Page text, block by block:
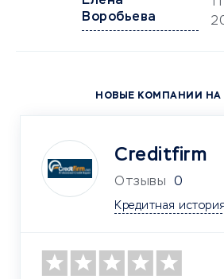
Воробьева
НОВЫЕ КОМПАНИИ НА
Creditfirm
Отзывы 0
Кредитная история